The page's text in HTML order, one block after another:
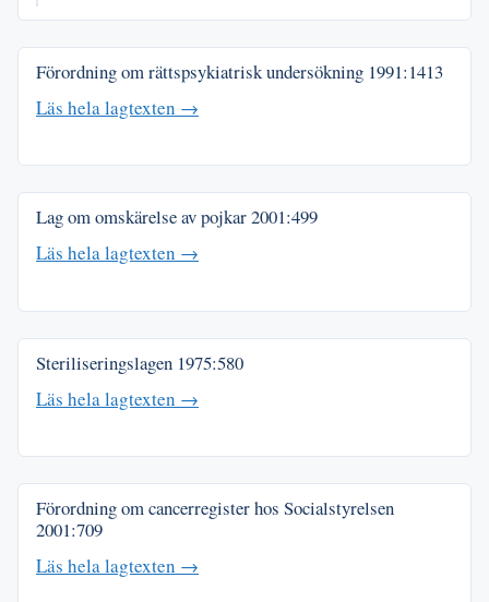
Förordning om rättspsykiatrisk undersökning 1991:1413
Läs hela lagtexten →
Lag om omskärelse av pojkar2001:499
Läs hela lagtexten →
Steriliseringslagen 1975:580
Läs hela lagtexten →
Förordning om cancerregister hos Socialstyrelsen
2001:709
Läs hela lagtexten →